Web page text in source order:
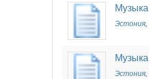
Музыка
Эстония,
Музыка
Эстония,